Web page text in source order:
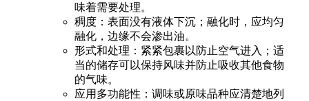
味着需要处理。
稠度：表面没有液体下沉；融化时，应均匀
融化，边缘不会渗出油。
形式和处理：紧紧包裹以防止空气进入；适
当的储存可以保持风味并防止吸收其他食物
的气味。
应用多功能性：调味或原味品种应清楚地列